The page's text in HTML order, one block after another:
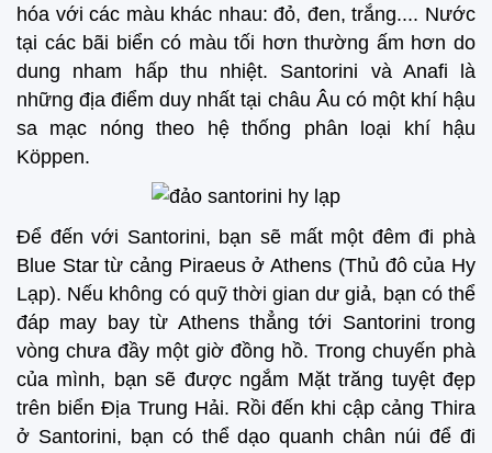
hóa với các màu khác nhau: đỏ, đen, trắng.... Nước
tại các bãi biển có màu tối hơn thường ấm hơn do
dung nham hấp thu nhiệt. Santorini và Anafi là
những địa điểm duy nhất tại châu Âu có một khí hậu
sa mạc nóng theo hệ thống phân loại khí hậu
Köppen.
Để đến với Santorini, bạn sẽ mất một đêm đi phà
Blue Star từ cảng Piraeus ở Athens (Thủ đô của Hy
Lạp). Nếu không có quỹ thời gian dư giả, bạn có thể
đáp may bay từ Athens thẳng tới Santorini trong
vòng chưa đầy một giờ đồng hồ. Trong chuyến phà
của mình, bạn sẽ được ngắm Mặt trăng tuyệt đẹp
trên biển Địa Trung Hải. Rồi đến khi cập cảng Thira
ở Santorini, bạn có thể dạo quanh chân núi để đi